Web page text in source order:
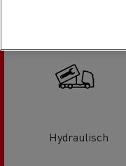
Hydraulisch